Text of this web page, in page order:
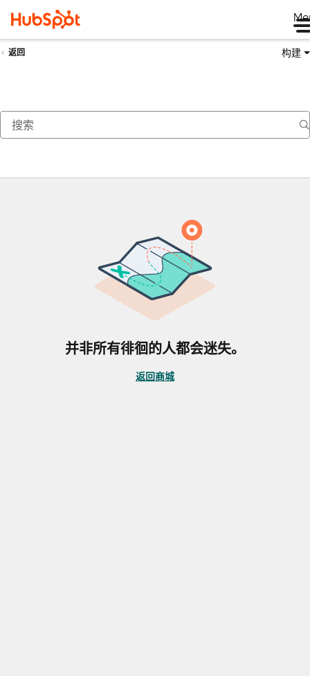
返回 构建
并非所有徘徊的人都会迷失。
返回商城